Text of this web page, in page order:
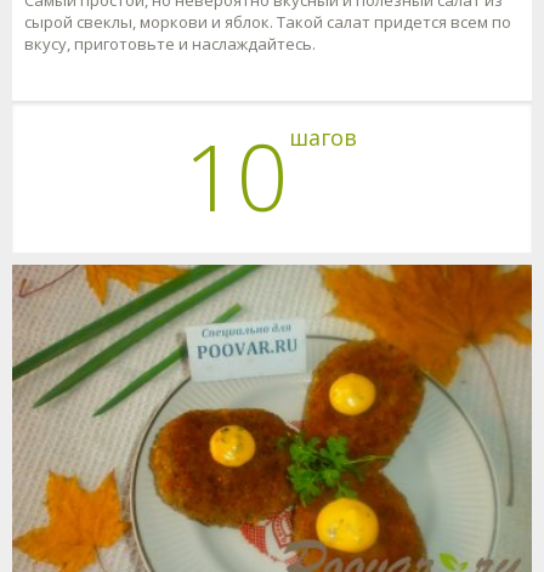
сырой свеклы, моркови и яблок. Такой салат придется всем по
вкусу, приготовьте и наслаждайтесь.
10 шагов